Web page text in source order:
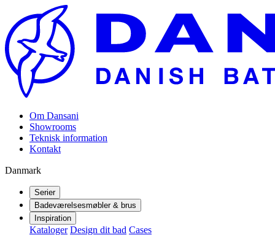
Om Dansani
Showrooms
Teknisk information
Kontakt
Danmark
Serier
Badeværelsesmøbler & brus
Inspiration
Kataloger Design dit bad Cases